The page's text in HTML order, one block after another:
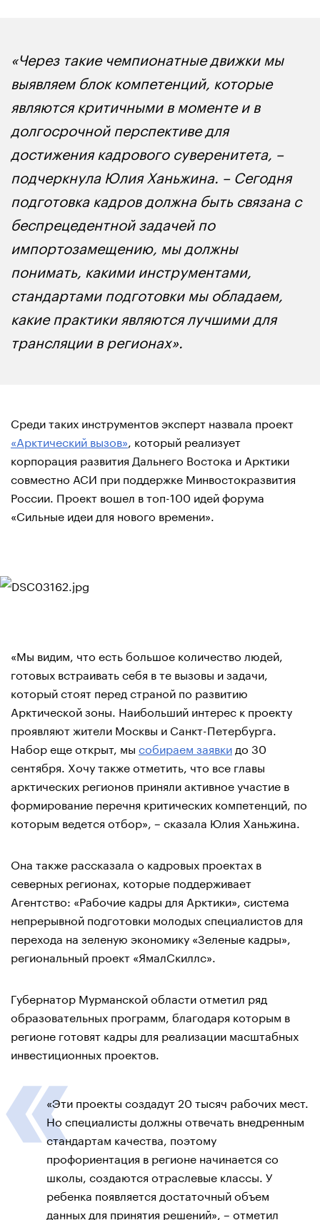
«Через такие чемпионатные движки мы
выявляем блок компетенций, которые
являются критичными в моменте и в
долгосрочной перспективе для
достижения кадрового суверенитета, –
подчеркнула Юлия Ханьжина. – Сегодня
подготовка кадров должна быть связана с
беспрецедентной задачей по
импортозамещению, мы должны
понимать, какими инструментами,
стандартами подготовки мы обладаем,
какие практики являются лучшими для
трансляции в регионах».
Среди таких инструментов эксперт назвала проект
«Арктический вызов» , который реализует
корпорация развития Дальнего Востока и Арктики
совместно АСИ при поддержке Минвостокразвития
России. Проект вошел в топ-100 идей форума
«Сильные идеи для нового времени».
«Мы видим, что есть большое количество людей,
готовых встраивать себя в те вызовы и задачи,
который стоят перед страной по развитию
Арктической зоны. Наибольший интерес к проекту
проявляют жители Москвы и Санкт-Петербурга.
Набор еще открыт, мы собираем заявки до 30
сентября. Хочу также отметить, что все главы
арктических регионов приняли активное участие в
формирование перечня критических компетенций, по
которым ведется отбор», – сказала Юлия Ханьжина.
Она также рассказала о кадровых проектах в
северных регионах, которые поддерживает
Агентство: «Рабочие кадры для Арктики», система
непрерывной подготовки молодых специалистов для
перехода на зеленую экономику «Зеленые кадры»,
региональный проект «ЯмалСкиллс».
Губернатор Мурманской области отметил ряд
образовательных программ, благодаря которым в
регионе готовят кадры для реализации масштабных
инвестиционных проектов.
«Эти проекты создадут 20 тысяч рабочих мест.
Но специалисты должны отвечать внедренным
стандартам качества, поэтому
профориентация в регионе начинается со
школы, создаются отраслевые классы. У
ребенка появляется достаточный объем
данных для принятия решений», – отметил